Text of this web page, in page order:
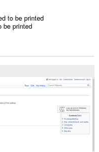
to be printed
be printed